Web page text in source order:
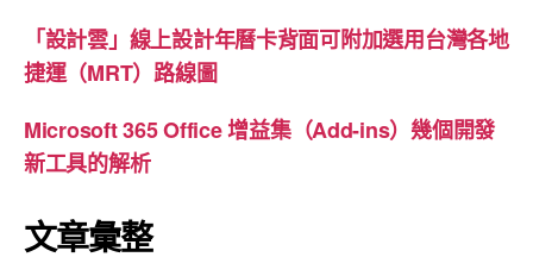
「設計雲」線上設計年曆卡背面可附加選用台灣各地
捷運（MRT）路線圖
Microsoft 365 Office 增益集（Add-ins）幾個開發
新工具的解析
文章彙整